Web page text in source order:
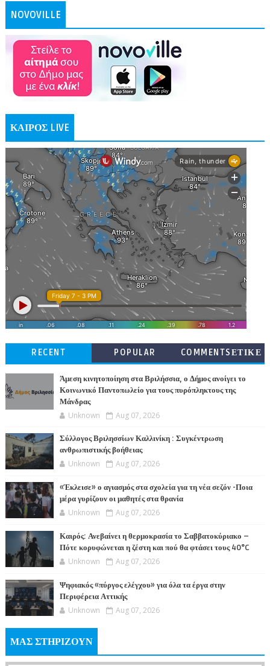
NOVOVILLE
ΚΑΙΡΟΣ LIVE
RECENT POPULAR
COMMENTSΕΤΙΚΕ
Άμεση κινητοποίηση στα Βριλήσσια, ο Δήμος ανοίγει το
Κοινωνικό Παντοπωλείο για τους πυρόπληκτους της
Μάνδρας
Unknown Aug 07, 2026
Σύλλογος Βριλησσίων Καλλινίκη : Συγκέντρωση
ανθρωπιστικής βοήθειας
Unknown Aug 07, 2026
«Έκλεισε» ο αγιασμός στα σχολεία για τη νέα σεζόν -Ποια
μέρα γυρίζουν οι μαθητές στα θρανία
Unknown Aug 07, 2026
Καιρός: Ανεβαίνει η θερμοκρασία το Σαββατοκύριακο –
Πότε κορυφώνεται η ζέστη και πού θα φτάσει τους 40°C
Unknown Aug 07, 2026
Ψηφιακός «πύργος ελέγχου» για όλα τα έργα στην
Περιφέρεια Αττικής
Unknown Aug 07, 2026
ΜΑΣ ΣΤΗΡΙΖΟΥΝ